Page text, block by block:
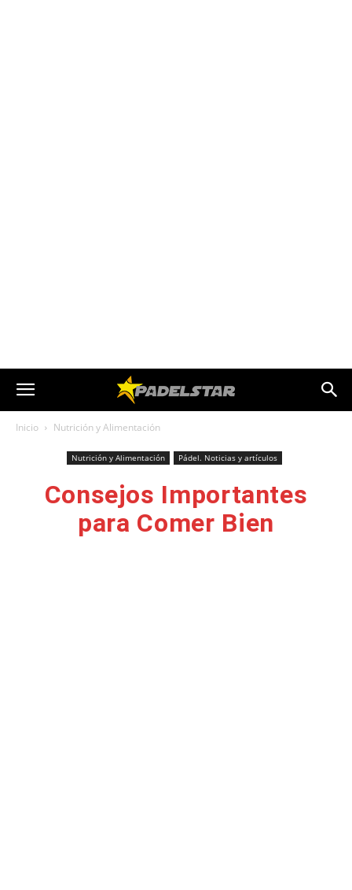
Inicio Nutrición y Alimentación
Nutrición y Alimentación Pádel. Noticias y artículos
Consejos Importantes
para Comer Bien